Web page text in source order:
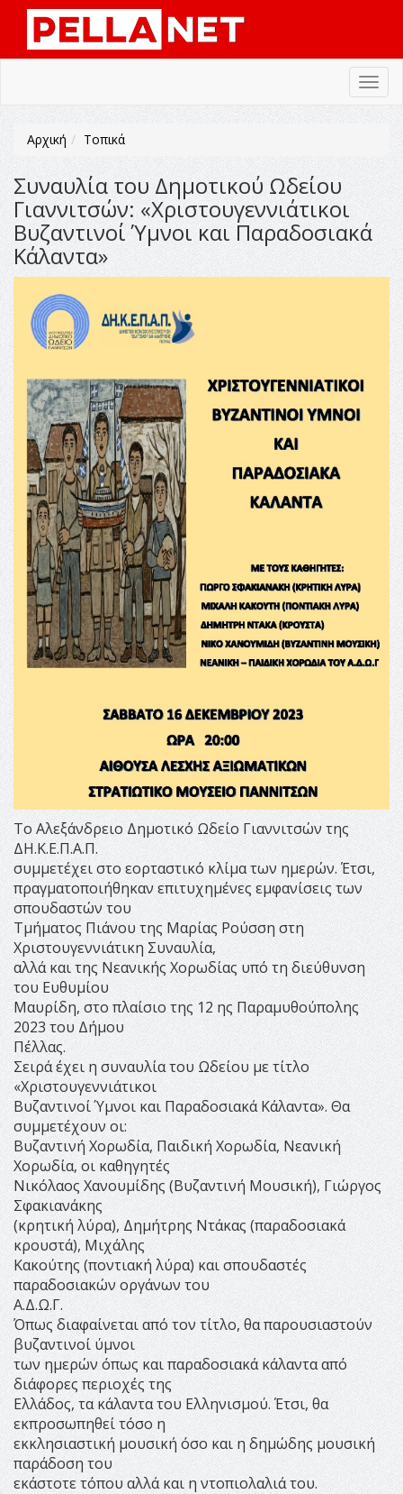
Αρχική Τοπικά
Συναυλία του Δημοτικού Ωδείου
Γιαννιτσών: «Χριστουγεννιάτικοι
Βυζαντινοί Ύμνοι και Παραδοσιακά
Κάλαντα»
Το Αλεξάνδρειο Δημοτικό Ωδείο Γιαννιτσών της
ΔΗ.Κ.Ε.Π.Α.Π.
συμμετέχει στο εορταστικό κλίμα των ημερών. Έτσι,
πραγματοποιήθηκαν επιτυχημένες εμφανίσεις των
σπουδαστών του
Τμήματος Πιάνου της Μαρίας Ρούσση στη
Χριστουγεννιάτικη Συναυλία,
αλλά και της Νεανικής Χορωδίας υπό τη διεύθυνση
του Ευθυμίου
Μαυρίδη, στο πλαίσιο της 12 ης Παραμυθούπολης
2023 του Δήμου
Πέλλας.
Σειρά έχει η συναυλία του Ωδείου με τίτλο
«Χριστουγεννιάτικοι
Βυζαντινοί Ύμνοι και Παραδοσιακά Κάλαντα». Θα
συμμετέχουν οι:
Βυζαντινή Χορωδία, Παιδική Χορωδία, Νεανική
Χορωδία, οι καθηγητές
Νικόλαος Χανουμίδης (Βυζαντινή Μουσική), Γιώργος
Σφακιανάκης
(κρητική λύρα), Δημήτρης Ντάκας (παραδοσιακά
κρουστά), Μιχάλης
Κακούτης (ποντιακή λύρα) και σπουδαστές
παραδοσιακών οργάνων του
Α.Δ.Ω.Γ.
Όπως διαφαίνεται από τον τίτλο, θα παρουσιαστούν
βυζαντινοί ύμνοι
των ημερών όπως και παραδοσιακά κάλαντα από
διάφορες περιοχές της
Ελλάδος, τα κάλαντα του Ελληνισμού. Έτσι, θα
εκπροσωπηθεί τόσο η
εκκλησιαστική μουσική όσο και η δημώδης μουσική
παράδοση του
εκάστοτε τόπου αλλά και η ντοπιολαλιά του.